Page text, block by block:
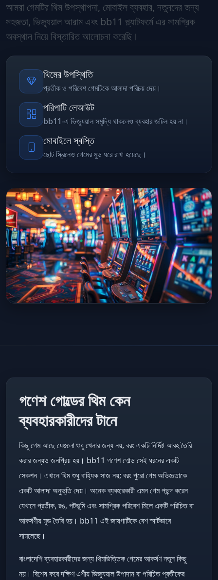
আমরা গেমটির থিম উপস্থাপনা, মোবাইল ব্যবহার, নতুনদের জন্য
সহজতা, ভিজ্যুয়াল আরাম এবং bb11 প্ল্যাটফর্মে এর সামগ্রিক
অবস্থান নিয়ে বিস্তারিত আলোচনা করেছি।
থিমের উপস্থিতি
প্রতীক ও পরিবেশ গেমটিকে আলাদা পরিচয় দেয়।
পরিপাটি লেআউট
bb11-এ ভিজ্যুয়াল সমৃদ্ধি থাকলেও ব্যবহার জটিল হয় না।
মোবাইলে স্বস্তি
ছোট স্ক্রিনেও গেমের মুড ধরে রাখা হয়েছে।
গণেশ গোল্ডের থিম কেন
ব্যবহারকারীদের টানে
কিছু গেম আছে যেগুলো শুধু খেলার জন্য নয়, বরং একটি নির্দিষ্ট আবহ তৈরি
করার জন্যও জনপ্রিয় হয়। bb11 গণেশ গোল্ড সেই ধরনের একটি
সেকশন। এখানে থিম শুধু বাহ্যিক সাজ নয়; বরং পুরো গেম অভিজ্ঞতাকে
একটি আলাদা অনুভূতি দেয়। অনেক ব্যবহারকারী এমন গেম পছন্দ করেন
যেখানে প্রতীক, রঙ, পটভূমি এবং সামগ্রিক পরিবেশ মিলে একটি পরিচিত বা
আকর্ষণীয় মুড তৈরি হয়। bb11 এই জায়গাটিকে বেশ স্মার্টভাবে
সামলেছে।
বাংলাদেশি ব্যবহারকারীদের জন্য থিমভিত্তিক গেমের আকর্ষণ নতুন কিছু
নয়। বিশেষ করে দক্ষিণ এশীয় ভিজ্যুয়াল উপাদান বা পরিচিত প্রতীকের